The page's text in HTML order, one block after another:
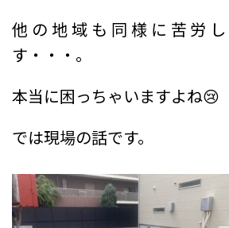
他の地域も同様に苦労
す・・・。
本当に困っちゃいますよね😢
では現場の話です。